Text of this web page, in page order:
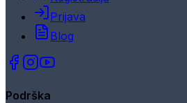
Prijava
Blog
Podrška